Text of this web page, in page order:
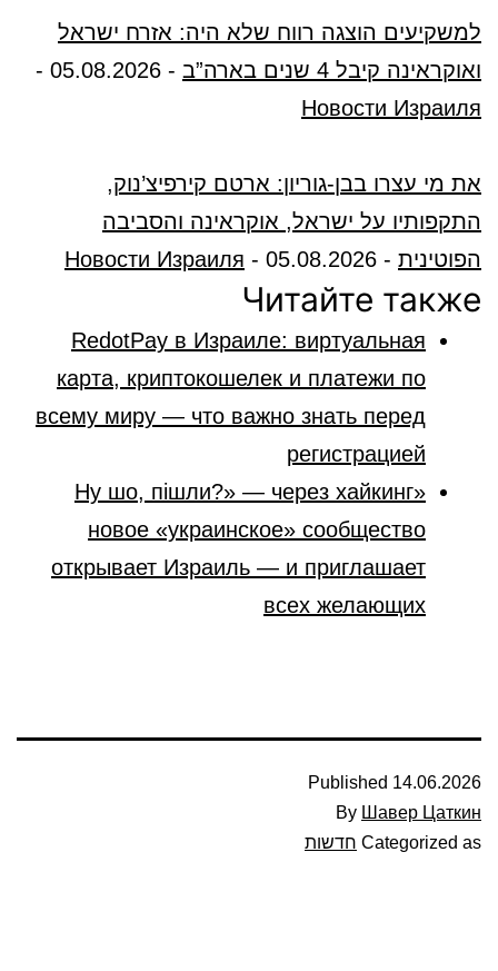
למשקיעים הוצגה רווח שלא היה: אזרח ישראל
ואוקראינה קיבל 4 שנים בארה”ב
-
05.08.2026
-
Новости Израиля
את מי עצרו בבן-גוריון: ארטם קירפיצ’נוק,
התקפותיו על ישראל, אוקראינה והסביבה
הפוטינית -
05.08.2026
-
Новости Израиля
Читайте также
RedotPay в Израиле: виртуальная
карта, криптокошелек и платежи по
всему миру — что важно знать перед
регистрацией
«Ну шо, пішли?» — через хайкинг
новое «украинское» сообщество
открывает Израиль — и приглашает
всех желающих
Published 14.06.2026
By Шавер Цаткин
Categorized as חדשות